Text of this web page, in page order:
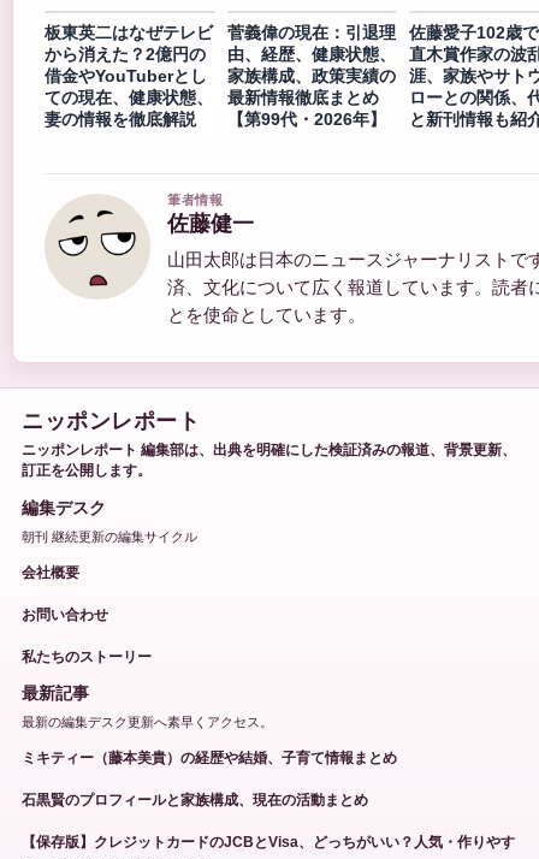
板東英二はなぜテレビ
から消えた？2億円の
借金やYouTuberとし
ての現在、健康状態、
妻の情報を徹底解説
菅義偉の現在：引退理
由、経歴、健康状態、
家族構成、政策実績の
最新情報徹底まとめ
【第99代・2026年】
佐藤愛子102歳
直木賞作家の波
涯、家族やサト
ローとの関係、
と新刊情報も紹
筆者情報
佐藤健一
山田太郎は日本のニュースジャーナリストで
済、文化について広く報道しています。読者
とを使命としています。
ニッポンレポート
ニッポンレポート 編集部は、出典を明確にした検証済みの報道、背景更新、
訂正を公開します。
編集デスク
朝刊 継続更新の編集サイクル
会社概要
お問い合わせ
私たちのストーリー
最新記事
最新の編集デスク更新へ素早くアクセス。
ミキティー（藤本美貴）の経歴や結婚、子育て情報まとめ
石黒賢のプロフィールと家族構成、現在の活動まとめ
【保存版】クレジットカードのJCBとVisa、どっちがいい？人気・作りやす